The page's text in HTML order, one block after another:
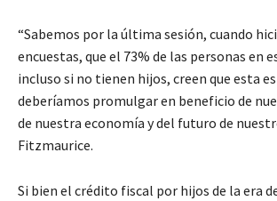
“Sabemos por la última sesión, cuando
encuestas, que el 73% de las personas en
incluso si no tienen hijos, creen que esta
deberíamos promulgar en beneficio de
de nuestra economía y del futuro de
Fitzmaurice.
Si bien el crédito fiscal por hijos de la era